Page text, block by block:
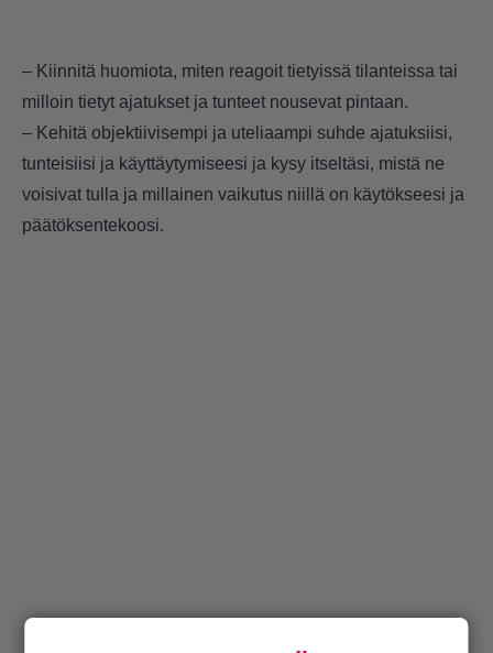
– Kiinnitä huomiota, miten reagoit tietyissä tilanteissa tai
milloin tietyt ajatukset ja tunteet nousevat pintaan.
– Kehitä objektiivisempi ja uteliaampi suhde ajatuksiisi,
tunteisiisi ja käyttäytymiseesi ja kysy itseltäsi, mistä ne
voisivat tulla ja millainen vaikutus niillä on käytökseesi ja
päätöksentekoosi.